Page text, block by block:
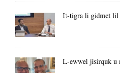
It-tigra li gidmet lil
L-ewwel jisirquk u